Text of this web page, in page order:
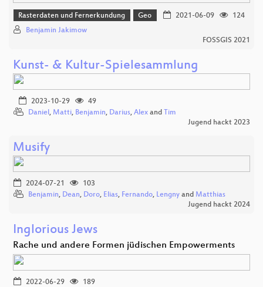
Rasterdaten und Fernerkundung Geo 2021-06-09
124
Benjamin Jakimow
FOSSGIS 2021
Kunst- & Kultur-Spielesammlung
2023-10-29
49
Daniel, Matti, Benjamin, Darius, Alex and Tim
Jugend hackt 2023
Musify
2024-07-21
103
Benjamin, Dean, Doro, Elias, Fernando, Lengny and Matthias
Jugend hackt 2024
Inglorious Jews
Rache und andere Formen jüdischen Empowerments
2022-06-29
189